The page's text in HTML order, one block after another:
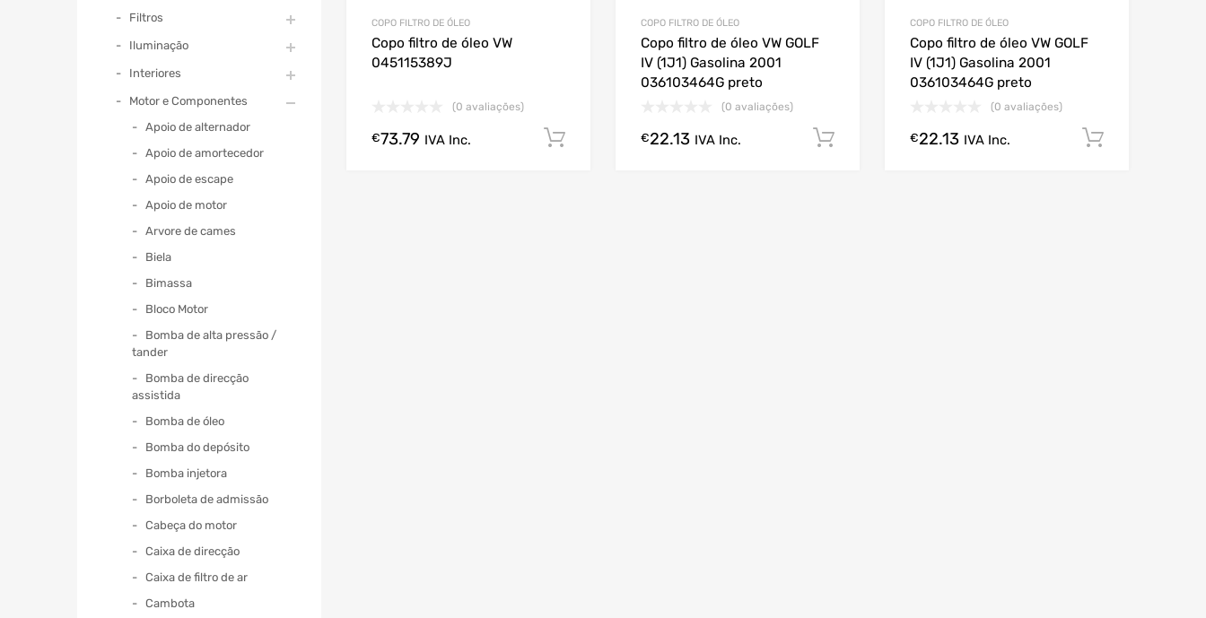
COPO FILTRO DE ÓLEO
Copo filtro de óleo VW
045115389J
(0 avaliações)
€73.79 IVA Inc. Comprar Agora!
COPO FILTRO DE ÓLEO
Copo filtro de óleo VW GOLF
IV (1J1) Gasolina 2001
036103464G preto
(0 avaliações)
€22.13 IVA Inc. Comprar Agora!
COPO FILTRO DE ÓLEO
Copo filtro de óleo VW GOLF
IV (1J1) Gasolina 2001
036103464G preto
(0 avaliações)
€22.13 IVA Inc.
Filtros
Iluminação
Interiores
Motor e Componentes
Apoio de alternador
Apoio de amortecedor
Apoio de escape
Apoio de motor
Arvore de cames
Biela
Bimassa
Bloco Motor
Bomba de alta pressão /
tander
Bomba de direcção
assistida
Bomba de óleo
Bomba do depósito
Bomba injetora
Borboleta de admissão
Cabeça do motor
Caixa de direcção
Caixa de filtro de ar
Cambota